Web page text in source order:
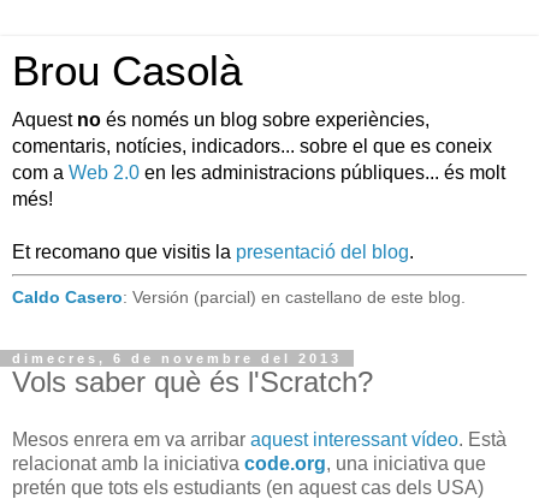
Brou Casolà
Aquest no és només un blog sobre experiències,
comentaris, notícies, indicadors... sobre el que es coneix
com a Web 2.0 en les administracions públiques... és molt
més!
Et recomano que visitis la presentació del blog.
Caldo Casero: Versión (parcial) en castellano de este blog.
dimecres, 6 de novembre del 2013
Vols saber què és l'Scratch?
Mesos enrera em va arribar aquest interessant vídeo. Està
relacionat amb la iniciativa code.org, una iniciativa que
pretén que tots els estudiants (en aquest cas dels USA)